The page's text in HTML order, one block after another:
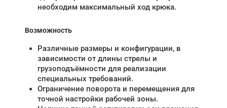
необходим максимальный ход крюка.
Возможность
Различные размеры и конфигурации, в
зависимости от длины стрелы и
грузоподъёмности для реализации
специальных требований.
Ограничение поворота и перемещения для
точной настройки рабочей зоны.